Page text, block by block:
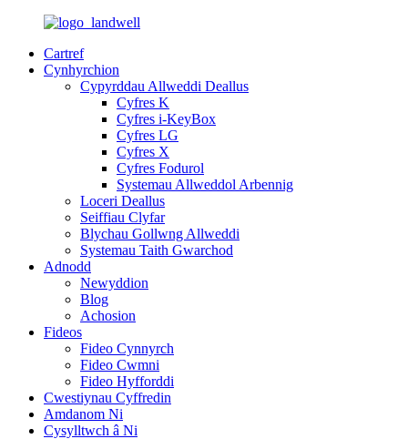
Cartref
Cynhyrchion
Cypyrddau Allweddi Deallus
Cyfres K
Cyfres i-KeyBox
Cyfres LG
Cyfres X
Cyfres Fodurol
Systemau Allweddol Arbennig
Loceri Deallus
Seiffiau Clyfar
Blychau Gollwng Allweddi
Systemau Taith Gwarchod
Adnodd
Newyddion
Blog
Achosion
Fideos
Fideo Cynnyrch
Fideo Cwmni
Fideo Hyfforddi
Cwestiynau Cyffredin
Amdanom Ni
Cysylltwch â Ni